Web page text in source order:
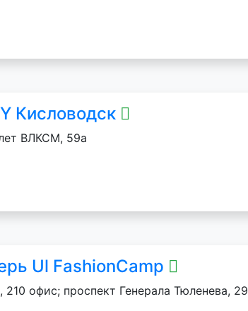
Кисловодск
ВЛКСМ, 59а
Ul FashionCamp
офис; проспект Генерала Тюленева, 29